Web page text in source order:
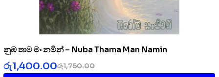
නුඹ තාම මං නමින් – Nuba Thama Man Namin
රු1,750.00
රු1,400.00